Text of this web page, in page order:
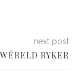
next post
RYKER